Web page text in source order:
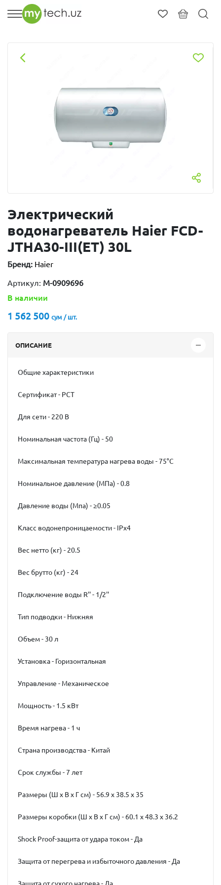
Электрический
водонагреватель Haier FCD-
JTHA30-III(ET) 30L
Бренд: Haier
Артикул: M-0909696
В наличии
1 562 500 сум / шт.
ОПИСАНИЕ
Общие характеристики
Сертификат - РСТ
Для сети - 220 В
Номинальная частота (Гц) - 50
Максимальная температура нагрева воды - 75°C
Номинальное давление (МПа) - 0.8
Давление воды (Мпа) - ≥0.05
Класс водонепроницаемости - IPx4
Вес нетто (кг) - 20.5
Вес брутто (кг) - 24
Подключение воды R'' - 1/2''
Тип подводки - Нижняя
Объем - 30 л
Установка - Горизонтальная
Управление - Механическое
Мощность - 1.5 кВт
Время нагрева - 1 ч
Страна производства - Китай
Срок службы - 7 лет
Размеры (Ш x В x Г см) - 56.9 х 38.5 х 35
Размеры коробки (Ш x В x Г см) - 60.1 х 48.3 х 36.2
Shock Proof-защита от удара током - Да
Защита от перегрева и избыточного давления - Да